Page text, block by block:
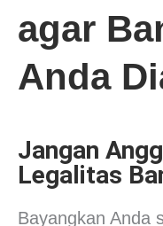
agar
Anda
Jangan
Legalitas
Bayangkan Anda